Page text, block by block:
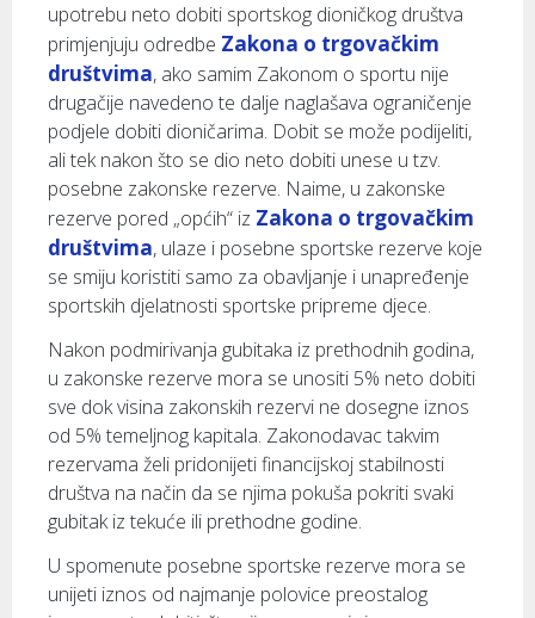
upotrebu neto dobiti sportskog dioničkog društva
primjenjuju odredbe Zakona o trgovačkim
društvima, ako samim Zakonom o sportu nije
drugačije navedeno te dalje naglašava ograničenje
podjele dobiti dioničarima. Dobit se može podijeliti,
ali tek nakon što se dio neto dobiti unese u tzv.
posebne zakonske rezerve. Naime, u zakonske
rezerve pored „općih“ iz Zakona o trgovačkim
društvima, ulaze i posebne sportske rezerve koje
se smiju koristiti samo za obavljanje i unapređenje
sportskih djelatnosti sportske pripreme djece.
Nakon podmirivanja gubitaka iz prethodnih godina,
u zakonske rezerve mora se unositi 5% neto dobiti
sve dok visina zakonskih rezervi ne dosegne iznos
od 5% temeljnog kapitala. Zakonodavac takvim
rezervama želi pridonijeti financijskoj stabilnosti
društva na način da se njima pokuša pokriti svaki
gubitak iz tekuće ili prethodne godine.
U spomenute posebne sportske rezerve mora se
unijeti iznos od najmanje polovice preostalog